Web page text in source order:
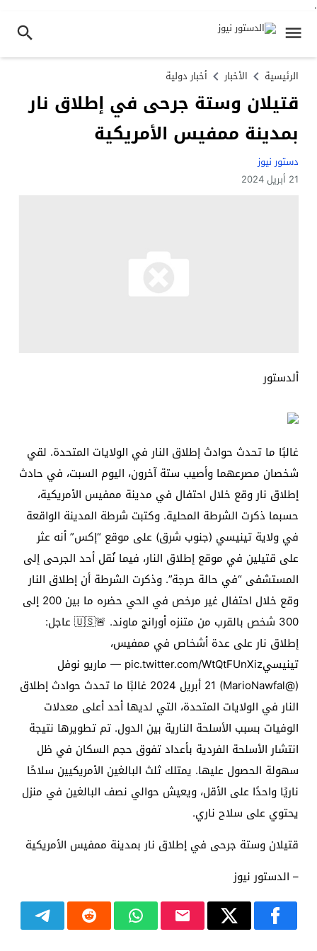
.
الرئيسية الأخبار أخبار دولية
قتيلان وستة جرحى في إطلاق نار
بمدينة ممفيس الأمريكية
دستور نيوز
21 أبريل 2024
ألدستور
غالبًا ما تحدث حوادث إطلاق النار في الولايات المتحدة. لقي
شخصان مصرعهما وأصيب ستة آخرون، اليوم السبت، في حادث
إطلاق نار وقع خلال احتفال في مدينة ممفيس الأمريكية،
حسبما ذكرت الشرطة المحلية. وكتبت شرطة المدينة الواقعة
في ولاية تينيسي (جنوب شرق) على موقع “إكس” أنه عثر
على قتيلين في موقع إطلاق النار، فيما نُقل أحد الجرحى إلى
المستشفى “في حالة حرجة”. وذكرت الشرطة أن إطلاق النار
وقع خلال احتفال غير مرخص في الحي حضره ما بين 200 إلى
300 شخص بالقرب من متنزه أورانج ماوند. 🚨🇺🇸 عاجل:
إطلاق نار على عدة أشخاص في ممفيس،
تينيسيpic.twitter.com/WtQtFUnXiz — ماريو نوفل
(@MarioNawfal) 21 أبريل 2024 غالبًا ما تحدث حوادث إطلاق
النار في الولايات المتحدة، التي لديها أحد أعلى معدلات
الوفيات بسبب الأسلحة النارية بين الدول. تم تطويرها نتيجة
انتشار الأسلحة الفردية بأعداد تفوق حجم السكان في ظل
سهولة الحصول عليها. يمتلك ثلث البالغين الأمريكيين سلاحًا
ناريًا واحدًا على الأقل، ويعيش حوالي نصف البالغين في منزل
يحتوي على سلاح ناري.
قتيلان وستة جرحى في إطلاق نار بمدينة ممفيس الأمريكية
– الدستور نيوز